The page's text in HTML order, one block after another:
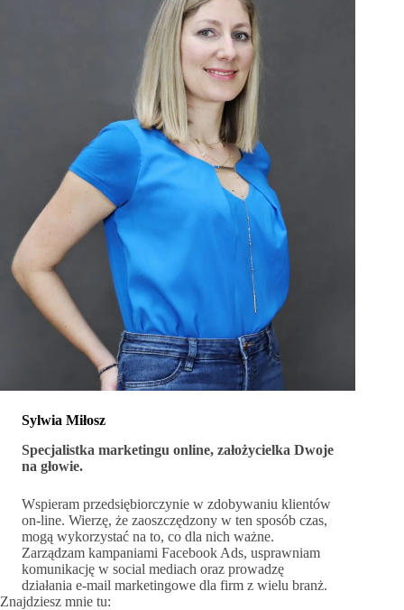
Sylwia Miłosz
Specjalistka marketingu online, założycielka Dwoje
na głowie.
Wspieram przedsiębiorczynie w zdobywaniu klientów
on-line. Wierzę, że zaoszczędzony w ten sposób czas,
mogą wykorzystać na to, co dla nich ważne.
Zarządzam kampaniami Facebook Ads, usprawniam
komunikację w social mediach oraz prowadzę
działania e-mail marketingowe dla firm z wielu branż.
Znajdziesz mnie tu: